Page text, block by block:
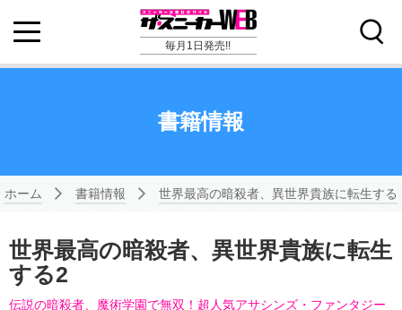
毎月1日発売!!
書籍情報
ホーム 書籍情報 世界最高の暗殺者、異世界貴族に転生する
世界最高の暗殺者、異世界貴族に転生
する2
伝説の暗殺者、魔術学園で無双！超人気アサシンズ・ファンタジー